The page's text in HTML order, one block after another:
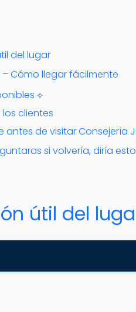
del lugar
– Cómo llegar fácilmente
⟡
los clientes
antes de visitar Consejería
si volvería, diría esto
útil del